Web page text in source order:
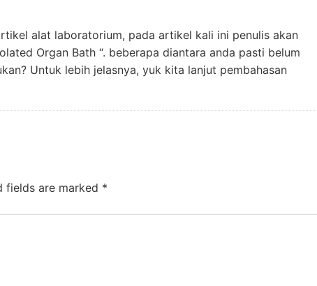
alat laboratorium, pada artikel kali ini penulis akan
Organ Bath “. beberapa diantara anda pasti belum
Untuk lebih jelasnya, yuk kita lanjut pembahasan
fields are marked *